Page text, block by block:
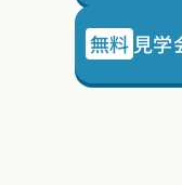
無料 見学